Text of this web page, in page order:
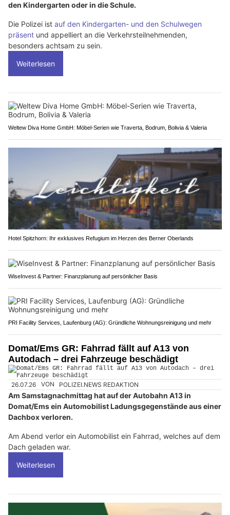
den Kindergarten oder in die Schule.
Die Polizei ist auf den Kindergarten- und den Schulwegen
präsent und appelliert an die Verkehrsteilnehmenden,
besonders achtsam zu sein.
Weiterlesen
Weltew Diva Home GmbH: Möbel-Serien wie Traverta, Bodrum, Bolivia & Valeria
Hotel Spitzhorn: Ihr exklusives Refugium im Herzen des Berner Oberlands
WiseInvest & Partner: Finanzplanung auf persönlicher Basis
PRI Facility Services, Laufenburg (AG): Gründliche Wohnungsreinigung und mehr
Domat/Ems GR: Fahrrad fällt auf A13 von
Autodach – drei Fahrzeuge beschädigt
26.07.26 VON POLIZEI.NEWS REDAKTION
Am Samstagnachmittag hat auf der Autobahn A13 in
Domat/Ems ein Automobilist Ladungsgegenstände aus einer
Dachbox verloren.
Am Abend verlor ein Automobilist ein Fahrrad, welches auf dem
Dach geladen war.
Weiterlesen